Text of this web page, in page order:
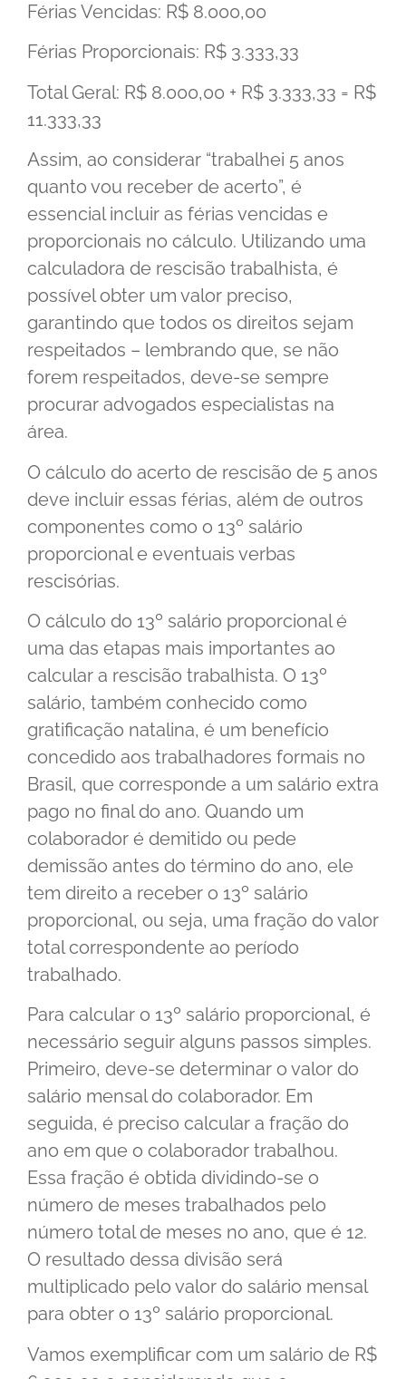
Férias Vencidas: R$ 8.000,00
Férias Proporcionais: R$ 3.333,33
Total Geral: R$ 8.000,00 + R$ 3.333,33 = R$
11.333,33
Assim, ao considerar “trabalhei 5 anos
quanto vou receber de acerto”, é
essencial incluir as férias vencidas e
proporcionais no cálculo. Utilizando uma
calculadora de rescisão trabalhista, é
possível obter um valor preciso,
garantindo que todos os direitos sejam
respeitados – lembrando que, se não
forem respeitados, deve-se sempre
procurar advogados especialistas na
área.
O cálculo do acerto de rescisão de 5 anos
deve incluir essas férias, além de outros
componentes como o 13º salário
proporcional e eventuais verbas
rescisórias.
O cálculo do 13º salário proporcional é
uma das etapas mais importantes ao
calcular a rescisão trabalhista. O 13º
salário, também conhecido como
gratificação natalina, é um benefício
concedido aos trabalhadores formais no
Brasil, que corresponde a um salário extra
pago no final do ano. Quando um
colaborador é demitido ou pede
demissão antes do término do ano, ele
tem direito a receber o 13º salário
proporcional, ou seja, uma fração do valor
total correspondente ao período
trabalhado.
Para calcular o 13º salário proporcional, é
necessário seguir alguns passos simples.
Primeiro, deve-se determinar o valor do
salário mensal do colaborador. Em
seguida, é preciso calcular a fração do
ano em que o colaborador trabalhou.
Essa fração é obtida dividindo-se o
número de meses trabalhados pelo
número total de meses no ano, que é 12.
O resultado dessa divisão será
multiplicado pelo valor do salário mensal
para obter o 13º salário proporcional.
Vamos exemplificar com um salário de R$